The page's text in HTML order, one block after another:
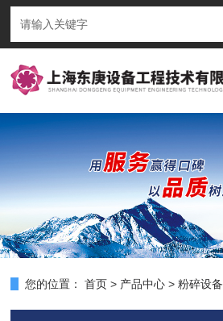
您的位置： 首页 > 产品中心 >粉碎设备